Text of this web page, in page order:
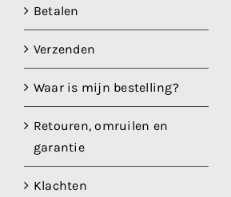
Betalen
Verzenden
Waar is mijn bestelling?
Retouren, omruilen en
garantie
Klachten